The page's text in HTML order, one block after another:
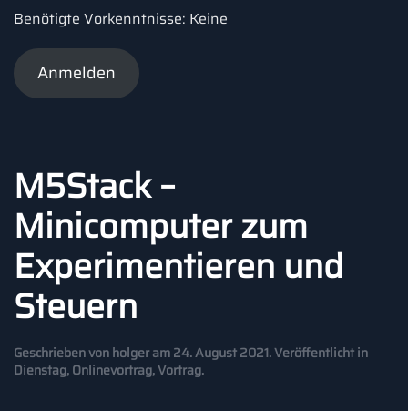
Benötigte Vorkenntnisse: Keine
Anmelden
M5Stack –
Minicomputer zum
Experimentieren und
Steuern
Geschrieben vonholgeram24. August 2021. Veröffentlicht in
Dienstag,Onlinevortrag,Vortrag.